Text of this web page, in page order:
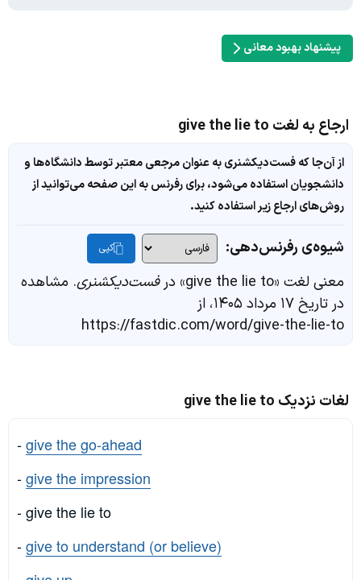
پیشنهاد بهبود معانی
ارجاع به لغت give the lie to
از آن‌جا که فست‌دیکشنری به عنوان مرجعی معتبر توسط دانشگاه‌ها و
دانشجویان استفاده می‌شود، برای رفرنس به این صفحه می‌توانید از
روش‌های ارجاع زیر استفاده کنید.
شیوه‌ی رفرنس‌دهی: کپی
معنی لغت «give the lie to» در فست‌دیکشنری. مشاهده
در تاریخ ۱۷ مرداد ۱۴۰۵، از
https://fastdic.com/word/give-the-lie-to
لغات نزدیک give the lie to
-give the go-ahead
-give the impression
- give the lie to
-give to understand (or believe)